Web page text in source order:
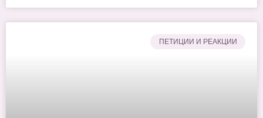
ПЕТИЦИИ И РЕАКЦИИ